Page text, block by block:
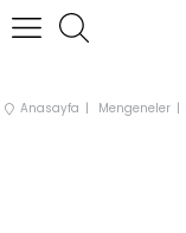
Anasayfa Mengeneler